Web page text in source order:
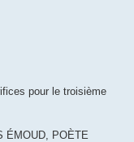
pour le troisième
ÉMOUD, POÈTE